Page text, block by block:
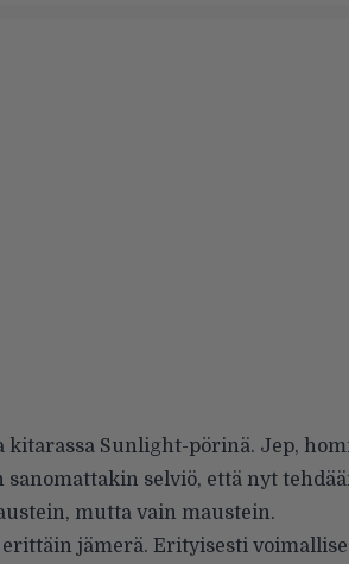
Sunlight-pörinä. Jep,
sanomattakin selviö, että nyt
mutta vain maustein.
jämerä. Erityisesti